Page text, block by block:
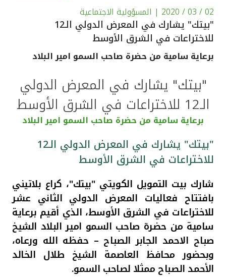
الاستثمار
القنوات المصرفية
أدوات وخدمات
خدمات ما بعد البيع
اتصل بنا
مواقع الفروع وأجهزة الصرف الآلي
ألمانيا
ماليزيا
تركيا
02 / 03 / 2020 | المسؤولية الاجتماعية
"بيتك" يشارك في المعرض الدولي الـ12
للاختراعات في الشرق الأوسط
برعاية سامية من حضرة صاحب السمو امير البلاد
"بيتك" يشارك في المعرض الدولي
الـ12 للاختراعات في الشرق الأوسط
برعاية سامية من حضرة صاحب السمو امير البلاد
"بيتك" يشارك في المعرض الدولي الـ12
للاختراعات في الشرق الأوسط
شارك بيت التمويل الكويتي "بيتك"، كراع بلاتيني
بافتتاح فعاليات المعرض الدولي الثاني عشر
للاختراعات في الشرق الأوسط، الذي أقيم برعاية
سامية من حضرة صاحب السمو امير البلاد الشيخ
صباح الاحمد الجابر الصباح – حفظه الله ورعاه،
وبحضور محافظ العاصمة الشيخ طلال الخالد
الأحمد الصباح ممثلا لصاحب السمو.